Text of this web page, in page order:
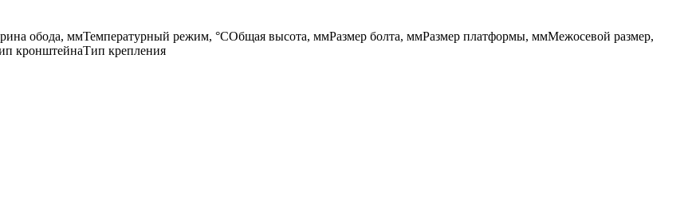
обода, ммТемпературный режим, °СОбщая высота, ммРазмер болта, ммРазмер платформы, ммМежосевой размер,
кронштейнаТип крепления